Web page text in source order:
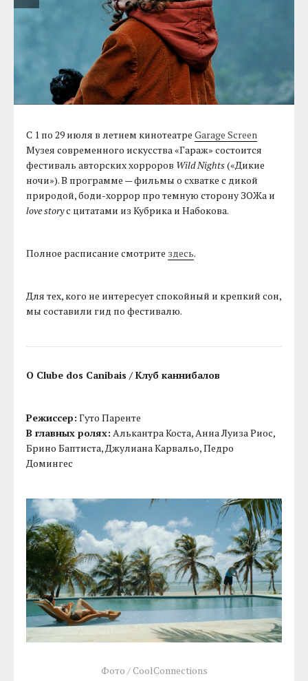
С 1 по 29 июля в летнем кинотеатреGarage Screen
Музея современного искусства «Гараж» состоится
фестиваль авторских хорроров Wild Nights(«Дикие
ночи»). В программе — фильмы о схватке с дикой
природой, боди-хоррор про темную сторону ЗОЖа и
love storyс цитатами из Кубрика и Набокова.
Полное расписание смотрите здесь.
Для тех, кого не интересует спокойный и крепкий сон,
мы составили гид по фестивалю.
O Clube dos Canibais / Клуб каннибалов
Режиссер: Гуто Паренте
В главных ролях: Алькантра Коста, Анна Луиза Риос,
Брино Баптиста, Джулиана Карвальо, Педро
Домингес
Фото / CoolConnections